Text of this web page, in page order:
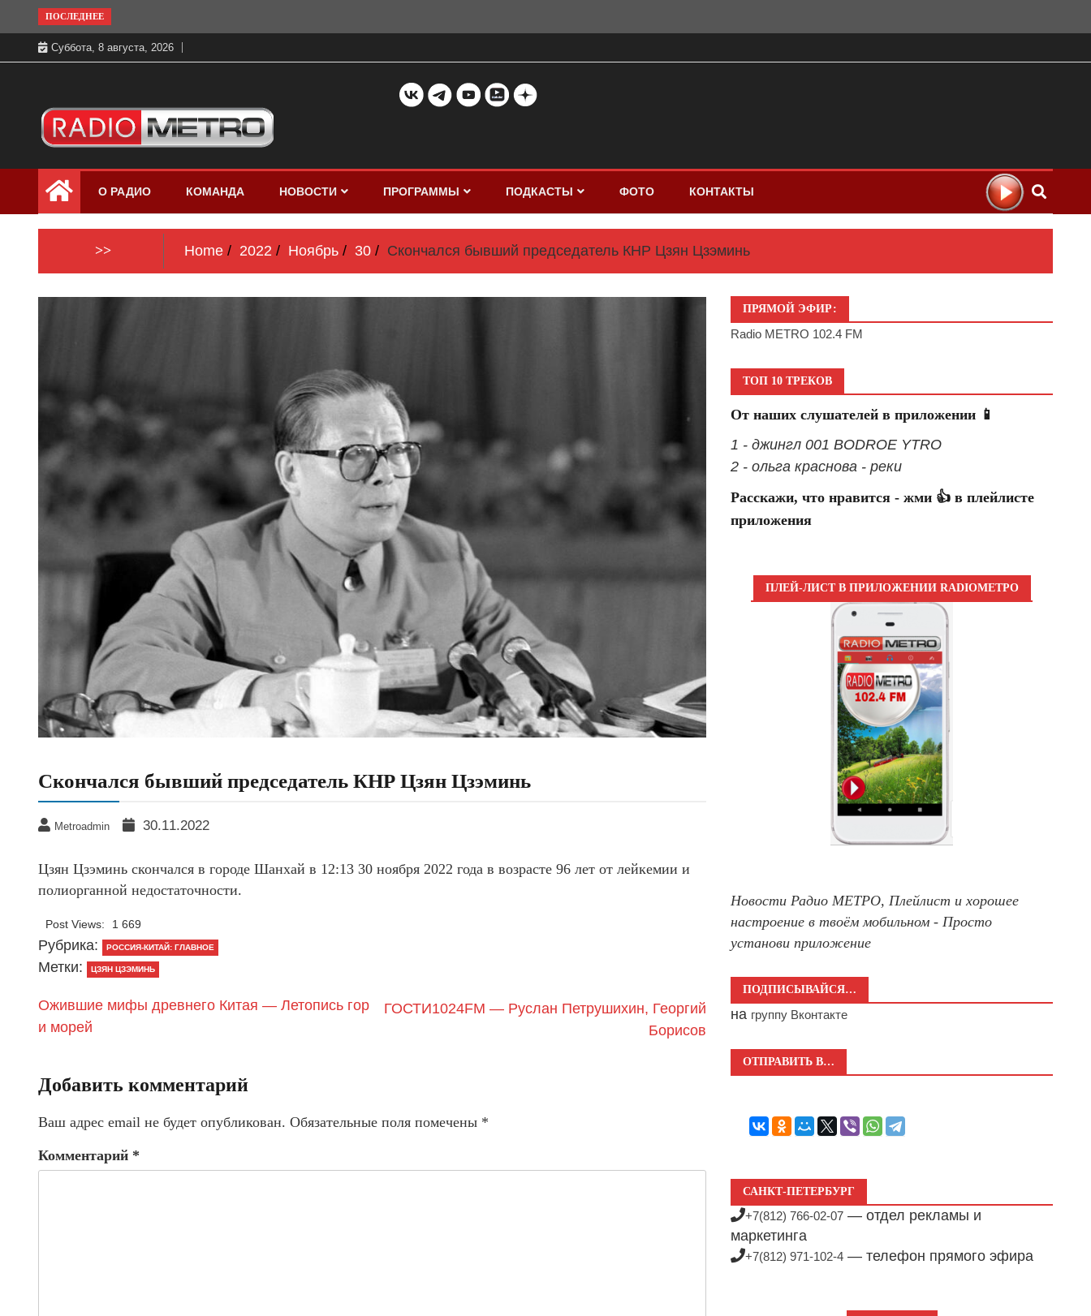
to
content
ПОСЛЕДНЕЕ
Суббота, 8 августа, 2026
Радио МЕТРО
бесплатно в хорошем качестве Санкт-
Петербург и Россия
О РАДИО КОМАНДА НОВОСТИ ПРОГРАММЫ ПОДКАСТЫ ФОТО КОНТАКТЫ
>> Home 2022 Ноябрь 30 Скончался бывший председатель КНР Цзян Цзэминь
Скончался бывший председатель КНР Цзян Цзэминь
Metroadmin 30.11.2022
Цзян Цзэминь скончался в городе Шанхай в 12:13 30 ноября 2022 года в возрасте 96 лет от лейкемии и
полиорганной недостаточности.
Post Views: 1 669
Рубрика: РОССИЯ-КИТАЙ: ГЛАВНОЕ
Метки: ЦЗЯН ЦЗЭМИНЬ
Ожившие мифы древнего Китая — Летопись гор
и морей
ГОСТИ1024FM — Руслан Петрушихин, Георгий
Борисов
Добавить комментарий
Ваш адрес email не будет опубликован. Обязательные поля помечены *
Комментарий *
ПРЯМОЙ ЭФИР:
Radio METRO 102.4 FM
ТОП 10 ТРЕКОВ
От наших слушателей в приложении 📱
1 - джингл 001 BODROE YTRO
2 - ольга краснова - реки
Расскажи, что нравится - жми 👍 в плейлисте
приложения
ПЛЕЙ-ЛИСТ В ПРИЛОЖЕНИИ RADIOМЕТРО
Новости Радио МЕТРО, Плейлист и хорошее
настроение в твоём мобильном - Просто
установи приложение
ПОДПИСЫВАЙСЯ…
на группу Вконтакте
ОТПРАВИТЬ В…
САНКТ-ПЕТЕРБУРГ
+7(812) 766-02-07 — отдел рекламы и
маркетинга
+7(812) 971-102-4 — телефон прямого эфира